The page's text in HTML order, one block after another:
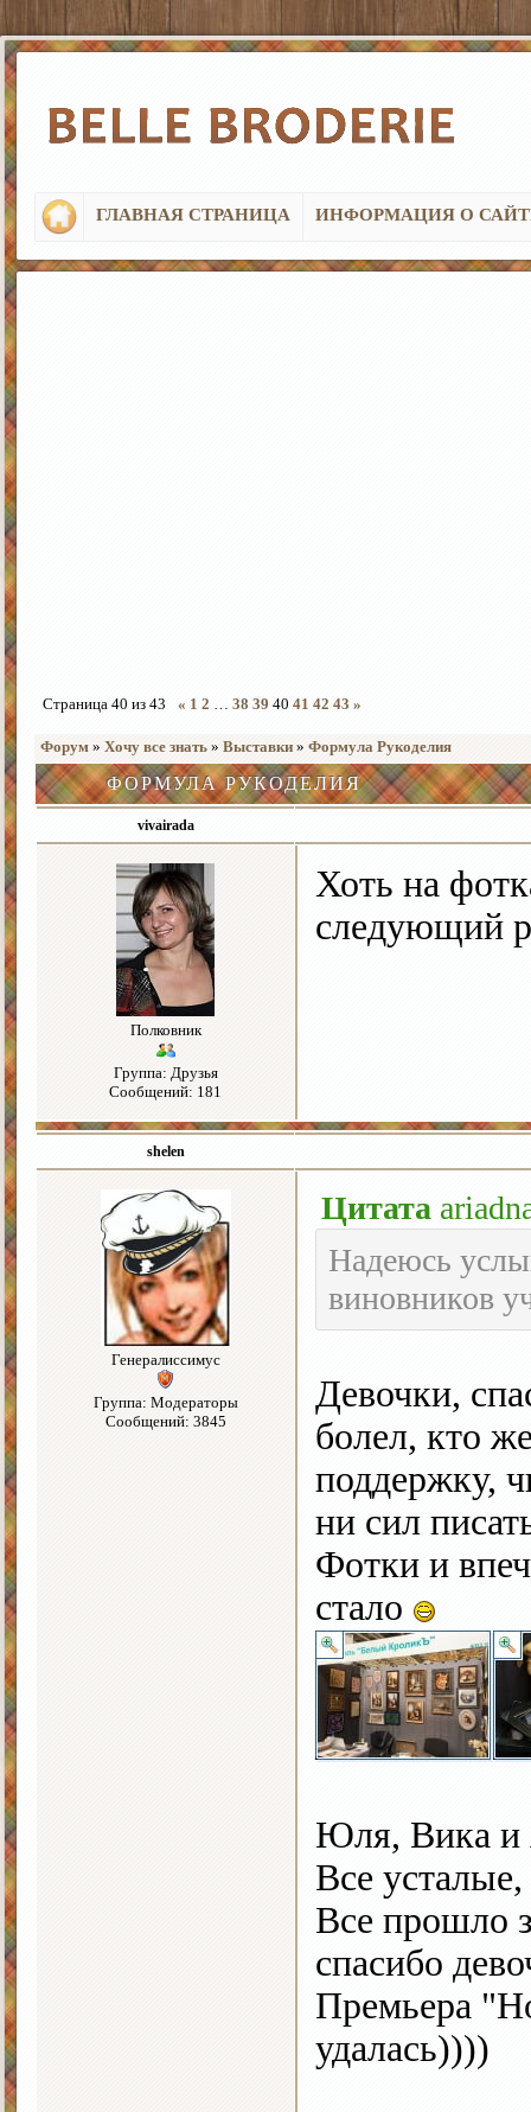
ГЛАВНАЯ СТРАНИЦА ИНФОРМАЦИЯ О
Страница 40 из 43 « 1 2 … 38 39 40 41 42 43 »
Форум » Хочу все знать » Выставки » Формула Рукоделия
ФОРМУЛА РУКОДЕЛИЯ
vivairada
Полковник
Группа: Друзья
Сообщений: 181
Хоть на
следующий
shelen
Генералиссимус
Группа: Модераторы
Сообщений: 3845
Цитата
Надеюсь
виновников
Девочки,
болел, кто
поддержку,
ни сил
Фотки и
стало
Юля, Вика и
Все
Все прошло
спасибо
Премьера
удалась))))